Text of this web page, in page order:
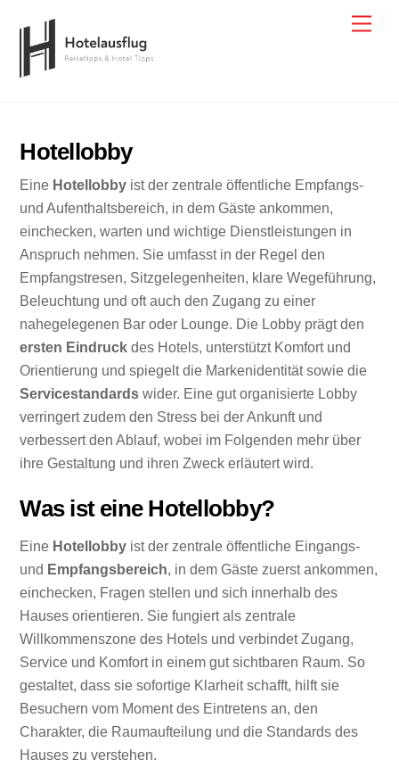
content
Hotellobby
Eine Hotellobby ist der zentrale öffentliche Empfangs-
und Aufenthaltsbereich, in dem Gäste ankommen,
einchecken, warten und wichtige Dienstleistungen in
Anspruch nehmen. Sie umfasst in der Regel den
Empfangstresen, Sitzgelegenheiten, klare Wegeführung,
Beleuchtung und oft auch den Zugang zu einer
nahegelegenen Bar oder Lounge. Die Lobby prägt den
ersten Eindruck des Hotels, unterstützt Komfort und
Orientierung und spiegelt die Markenidentität sowie die
Servicestandards wider. Eine gut organisierte Lobby
verringert zudem den Stress bei der Ankunft und
verbessert den Ablauf, wobei im Folgenden mehr über
ihre Gestaltung und ihren Zweck erläutert wird.
Was ist eine Hotellobby?
Eine Hotellobby ist der zentrale öffentliche Eingangs-
und Empfangsbereich, in dem Gäste zuerst ankommen,
einchecken, Fragen stellen und sich innerhalb des
Hauses orientieren. Sie fungiert als zentrale
Willkommenszone des Hotels und verbindet Zugang,
Service und Komfort in einem gut sichtbaren Raum. So
gestaltet, dass sie sofortige Klarheit schafft, hilft sie
Besuchern vom Moment des Eintretens an, den
Charakter, die Raumaufteilung und die Standards des
Hauses zu verstehen.